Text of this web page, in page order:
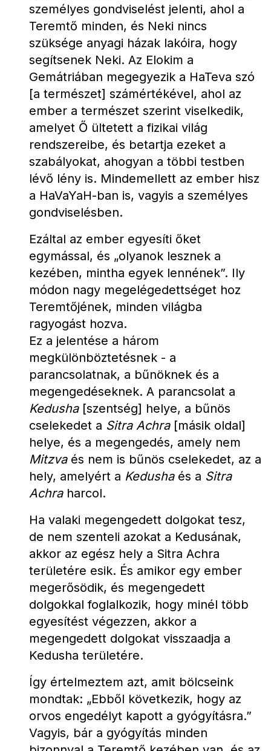
személyes gondviselést jelenti, ahol a
Teremtő minden, és Neki nincs
szüksége anyagi házak lakóira, hogy
segítsenek Neki. Az Elokim a
Gemátriában megegyezik a HaTeva szó
[a természet] számértékével, ahol az
ember a természet szerint viselkedik,
amelyet Ő ültetett a fizikai világ
rendszereibe, és betartja ezeket a
szabályokat, ahogyan a többi testben
lévő lény is. Mindemellett az ember hisz
a HaVaYaH-ban is, vagyis a személyes
gondviselésben.
Ezáltal az ember egyesíti őket
egymással, és „olyanok lesznek a
kezében, mintha egyek lennének”. Ily
módon nagy megelégedettséget hoz
Teremtőjének, minden világba
ragyogást hozva.
Ez a jelentése a három
megkülönböztetésnek - a
parancsolatnak, a bűnöknek és a
Kedusha [szentség] helye, a bűnös
cselekedet a Sitra Achra [másik oldal]
Mitzva és nem is bűnös cselekedet, az a
hely, amelyért a Kedusha és a Sitra
Achra harcol.
Ha valaki megengedett dolgokat tesz,
de nem szenteli azokat a Kedusának,
akkor az egész hely a Sitra Achra
területére esik. És amikor egy ember
megerősödik, és megengedett
dolgokkal foglalkozik, hogy minél több
egyesítést végezzen, akkor a
megengedett dolgokat visszaadja a
Kedusha területére.
Így értelmeztem azt, amit bölcseink
mondtak: „Ebből következik, hogy az
orvos engedélyt kapott a gyógyításra.”
Vagyis, bár a gyógyítás minden